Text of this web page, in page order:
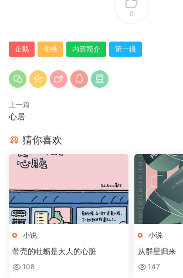
0
企鹅 先锋 内容简介 第一辑
上一篇
心居
猜你喜欢
小说
带壳的牡蛎是大人的心脏
108
小说
从群星归来
147